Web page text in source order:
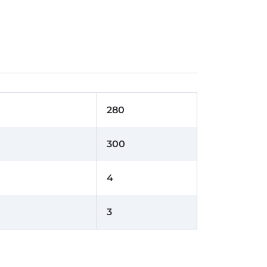
280
300
4
3